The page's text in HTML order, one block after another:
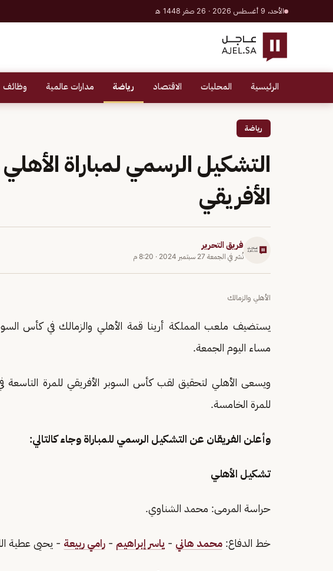
الأحد، 9 أغسطس 2026 · 26 صفر 1448 هـ
الرئيسية المحليات الاقتصاد رياضة مدارات عالمية وظائف
رياضة
التشكيل الرسمي لمباراة
الأفريقي
فريق التحرير
نُشر في الجمعة 27 سبتمبر 2024 · 8:20 م
الأهلي والزمالك
يستضيف ملعب المملكة أرينا قمة الأهلي والزمالك في كأس
مساء اليوم الجمعة.
ويسعى الأهلي لتحقيق لقب كأس السوبر الأفريقي للمرة التاسعة
للمرة الخامسة.
وأعلن الفريقان عن التشكيل الرسمي للمباراة وجاء كالتالي:
تشكيل الأهلي
حراسة المرمى: محمد الشناوي.
خط الدفاع: محمد هاني - ياسر إبراهيم - رامي ربيعة - يحيى عطية